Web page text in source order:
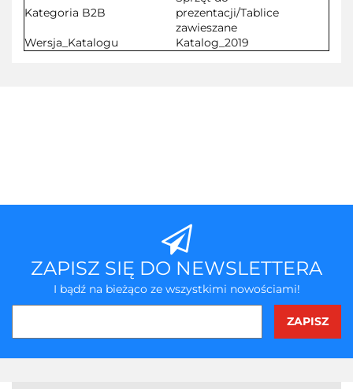
Kategoria B2B
prezentacji/Tablice
zawieszane
Wersja_Katalogu
Katalog_2019
ZAPISZ SIĘ DO NEWSLETTERA
I bądź na bieżąco ze wszystkimi nowościami!